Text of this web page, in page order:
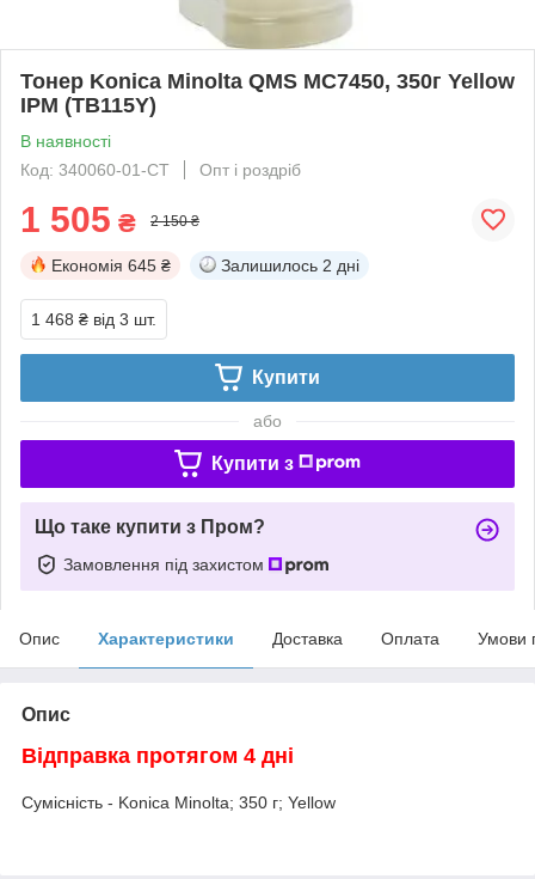
Тонер Konica Minolta QMS MC7450, 350г Yellow
IPM (TB115Y)
В наявності
Код: 340060-01-СТ
Опт і роздріб
1 505 ₴ 2 150 ₴
Економія 645 ₴ Залишилось 2 дні
1 468 ₴ від 3 шт.
Купити
або
Купити з
Що таке купити з Пром?
Замовлення під захистом
Опис Характеристики Доставка Оплата Умови
Опис
Відправка протягом 4 дні
Сумісність - Konica Minolta; 350 г; Yellow